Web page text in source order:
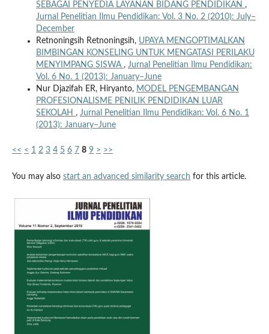
SEBAGAI PENYEDIA LAYANAN BIDANG PENDIDIKAN ,
Jurnal Penelitian Ilmu Pendidikan: Vol. 3 No. 2 (2010): July–
December
Retnoningsih Retnoningsih, UPAYA MENGOPTIMALKAN
BIMBINGAN KONSELING UNTUK MENGATASI PERILAKU
MENYIMPANG SISWA , Jurnal Penelitian Ilmu Pendidikan:
Vol. 6 No. 1 (2013): January–June
Nur Djazifah ER, Hiryanto, MODEL PENGEMBANGAN
PROFESIONALISME PENILIK PENDIDIKAN LUAR
SEKOLAH , Jurnal Penelitian Ilmu Pendidikan: Vol. 6 No. 1
(2013): January–June
<< < 1 2 3 4 5 6 7 8 9 > >>
You may also start an advanced similarity search for this article.